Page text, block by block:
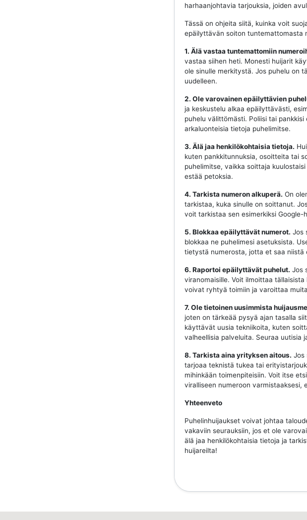
harhaanjohtavia tarjouksia, joiden
Tässä on ohjeita siitä, kuinka voit
epäilyttävän soiton tuntemattomasta
1. Älä vastaa tuntemattomiin
vastaa siihen heti. Monesti huijarit
ole sinulle merkitystä. Jos puhelu on
uudelleen.
2. Ole varovainen epäilyttävien
ja keskustelu alkaa epäilyttävästi,
puhelu välittömästi. Poliisi tai
arkaluonteisia tietoja puhelimitse.
3. Älä jaa henkilökohtaisia tietoja.
kuten pankkitunnuksia, osoitteita tai
puhelimitse, vaikka soittaja
estää petoksia.
4. Tarkista numeron alkuperä. On
tarkistaa, kuka sinulle on soittanut.
voit tarkistaa sen esimerkiksi Google-
5. Blokkaa epäilyttävät numerot. Jos
blokkaa ne puhelimesi asetuksista.
tietystä numerosta, jotta et saa niistä
6. Raportoi epäilyttävät puhelut. Jos
viranomaisille. Voit ilmoittaa
voivat ryhtyä toimiin ja varoittaa
7. Ole tietoinen uusimmista
joten on tärkeää pysyä ajan tasalla
käyttävät uusia tekniikoita, kuten
valheellisia palveluita. Seuraa uutisia
8. Tarkista aina yrityksen aitous. Jos
tarjoaa teknistä tukea tai
mihinkään toimenpiteisiin. Voit itse
viralliseen numeroon varmistaaksesi,
Yhteenveto
Puhelinhuijaukset voivat johtaa
vakaviin seurauksiin, jos et ole
älä jaa henkilökohtaisia tietoja ja
huijareilta!